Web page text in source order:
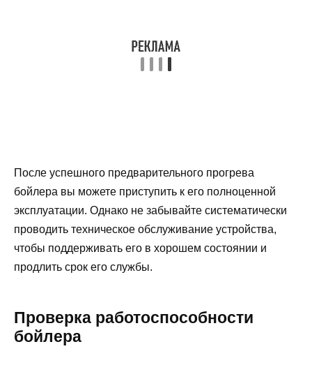
После успешного предварительного прогрева
бойлера вы можете приступить к его полноценной
эксплуатации. Однако не забывайте систематически
проводить техническое обслуживание устройства,
чтобы поддерживать его в хорошем состоянии и
продлить срок его службы.
Проверка работоспособности
бойлера